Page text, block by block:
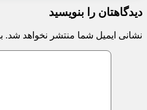
دیدگاهتان را بنویسید
نشانی ایمیل شما منتشر نخواهد شد.